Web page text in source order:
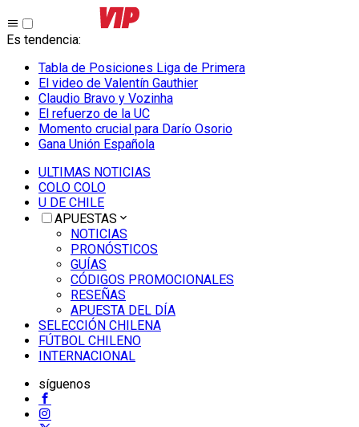
Es tendencia:
Tabla de Posiciones Liga de Primera
El video de Valentín Gauthier
Claudio Bravo y Vozinha
El refuerzo de la UC
Momento crucial para Darío Osorio
Gana Unión Española
ULTIMAS NOTICIAS
COLO COLO
U DE CHILE
APUESTAS
NOTICIAS
PRONÓSTICOS
GUÍAS
CÓDIGOS PROMOCIONALES
RESEÑAS
APUESTA DEL DÍA
SELECCIÓN CHILENA
FÚTBOL CHILENO
INTERNACIONAL
síguenos